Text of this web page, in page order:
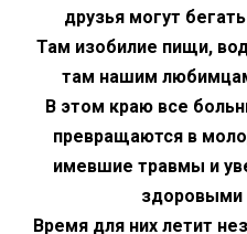
друзья могут
Там изобилие пищи,
там нашим
В этом краю все
превращаются в
имевшие травмы и
здоровыми
Время для них летит